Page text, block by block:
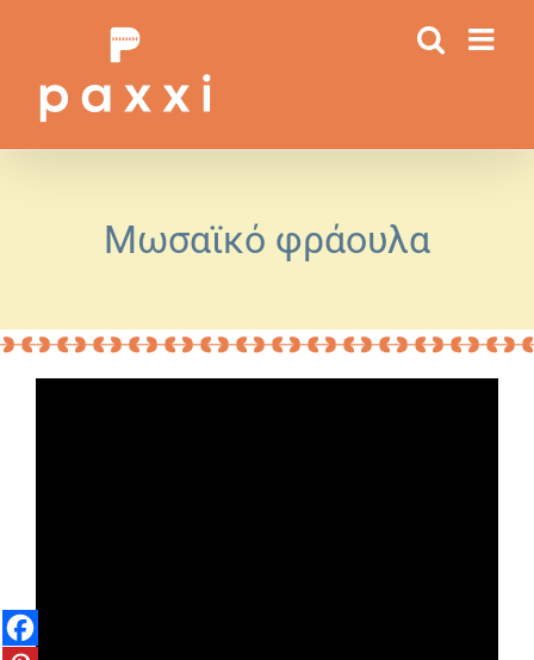
περιεχόμενο
Μωσαϊκό φράουλα